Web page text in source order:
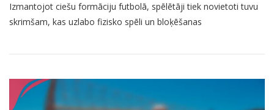
Formācijas
Stratēģijas,
Izmantojot ciešu formāciju futbolā, spēlētāji tiek novietoti tuvu
skrimšam, kas uzlabo fizisko spēli un bloķēšanas